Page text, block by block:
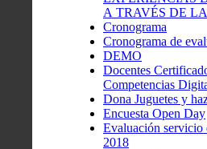
A TRAVÉS DE
Cronograma
Cronograma de
DEMO
Docentes
Competencias
Dona Juguetes y
Encuesta Open Day
Evaluación servicio
2018